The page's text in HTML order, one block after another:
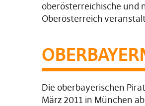
oberösterreichische und
Oberösterreich
Die oberbayerischen
März 2011 in München